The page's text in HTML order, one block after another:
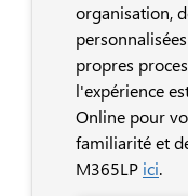
organisation,
propres
l'expérience
Online pour
familiarité et
M365LP ici.